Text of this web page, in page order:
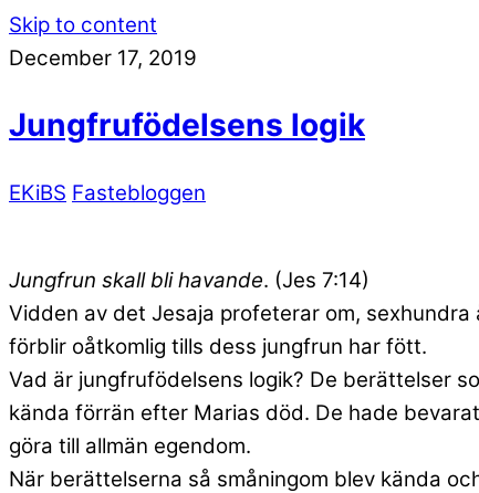
Skip to content
December 17, 2019
Jungfrufödelsens logik
EKiBS Fastebloggen
Jungfrun skall bli havande. (Jes 7:14)
Vidden av det Jesaja profeterar om,
förblir oåtkomlig tills dess jungfrun har fött.
Vad är jungfrufödelsens logik? De berättelser
kända förrän efter Marias död. De hade
göra till allmän egendom.
När berättelserna så småningom blev kända